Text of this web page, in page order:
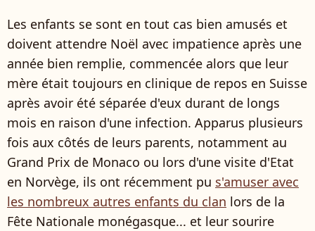
Les enfants se sont en tout cas bien amusés et
doivent attendre Noël avec impatience après une
année bien remplie, commencée alors que leur
mère était toujours en clinique de repos en Suisse
après avoir été séparée d'eux durant de longs
mois en raison d'une infection. Apparus plusieurs
fois aux côtés de leurs parents, notamment au
Grand Prix de Monaco ou lors d'une visite d'Etat
en Norvège, ils ont récemment pu s'amuser avec
les nombreux autres enfants du clan lors de la
Fête Nationale monégasque... et leur sourire